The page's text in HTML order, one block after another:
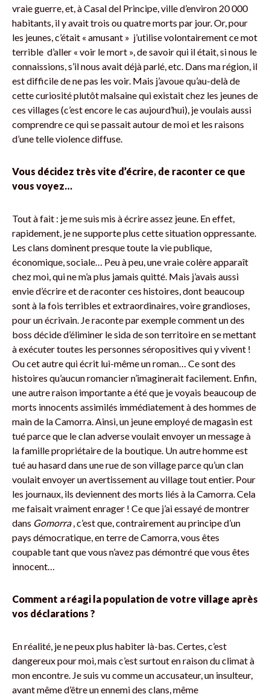
vraie guerre, et, à Casal del Principe, ville d’environ 20 000
habitants, il y avait trois ou quatre morts par jour. Or, pour
les jeunes, c’était « amusant » ­ j’utilise volontairement ce mot
terrible ­ d’aller « voir le mort », de savoir qui il était, si nous le
connaissions, s’il nous avait déjà parlé, etc. Dans ma région, il
est difficile de ne pas les voir. Mais j’avoue qu’au-delà de
cette curiosité plutôt malsaine qui existait chez les jeunes de
ces villages (c’est encore le cas aujourd’hui), je voulais aussi
comprendre ce qui se passait autour de moi et les raisons
d’une telle violence diffuse.
Vous décidez très vite d’écrire, de raconter ce que
vous voyez…
Tout à fait : je me suis mis à écrire assez jeune. En effet,
rapidement, je ne supporte plus cette situation oppressante.
Les clans dominent presque toute la vie publique,
économique, sociale… Peu à peu, une vraie colère apparaît
chez moi, qui ne m’a plus jamais quitté. Mais j’avais aussi
envie d’écrire et de raconter ces histoires, dont beaucoup
sont à la fois terribles et extraordinaires, voire grandioses,
pour un écrivain. Je raconte par exemple comment un des
boss décide d’éliminer le sida de son territoire en se mettant
à exécuter toutes les personnes séropositives qui y vivent !
Ou cet autre qui écrit lui-même un roman… Ce sont des
histoires qu’aucun romancier n’imaginerait facilement. Enfin,
une autre raison importante a été que je voyais beaucoup de
morts innocents assimilés immédiatement à des hommes de
main de la Camorra. Ainsi, un jeune employé de magasin est
tué parce que le clan adverse voulait envoyer un message à
la famille propriétaire de la boutique. Un autre homme est
tué au hasard dans une rue de son village parce qu’un clan
voulait envoyer un avertissement au village tout entier. Pour
les journaux, ils deviennent des morts liés à la Camorra. Cela
me faisait vraiment enrager ! Ce que j’ai essayé de montrer
dans Gomorra, c’est que, contrairement au principe d’un
pays démocratique, en terre de Camorra, vous êtes
coupable tant que vous n’avez pas démontré que vous êtes
innocent…
Comment a réagi la population de votre village après
vos déclarations ?
En réalité, je ne peux plus habiter là-bas. Certes, c’est
dangereux pour moi, mais c’est surtout en raison du climat à
mon encontre. Je suis vu comme un accusateur, un insulteur,
avant même d’être un ennemi des clans, même